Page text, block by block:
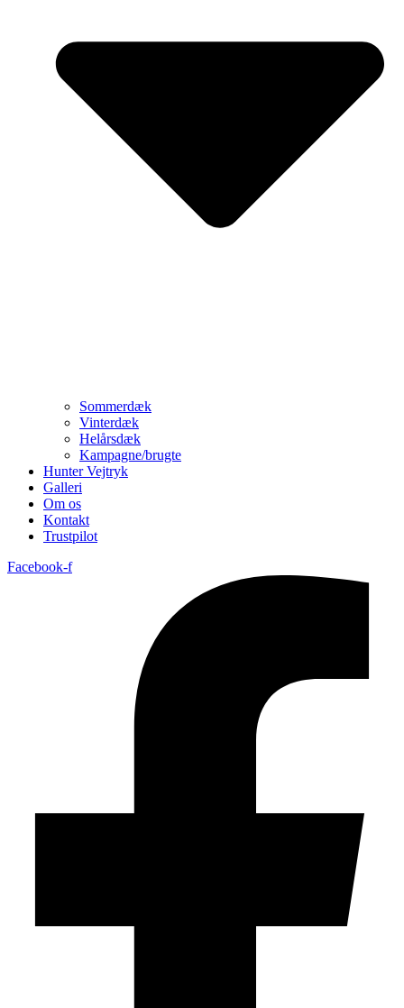
Sommerdæk
Vinterdæk
Helårsdæk
Kampagne/brugte
Hunter Vejtryk
Galleri
Om os
Kontakt
Trustpilot
Facebook-f